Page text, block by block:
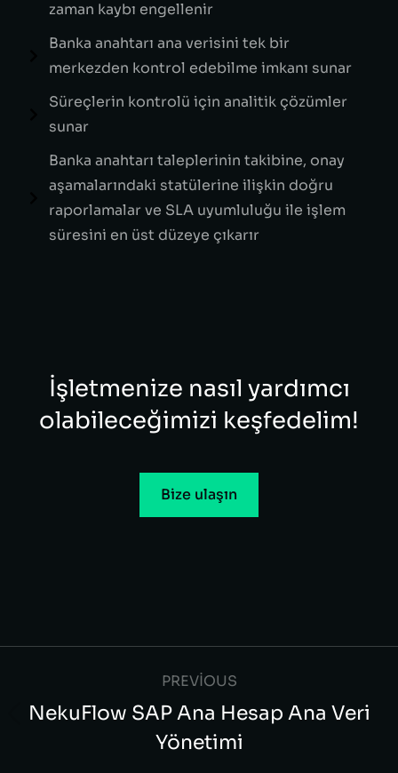
zaman kaybı engellenir
Banka anahtarı ana verisini tek bir
merkezden kontrol edebilme imkanı sunar
Süreçlerin kontrolü için analitik çözümler
sunar
Banka anahtarı taleplerinin takibine, onay
aşamalarındaki statülerine ilişkin doğru
raporlamalar ve SLA uyumluluğu ile işlem
süresini en üst düzeye çıkarır
İşletmenize nasıl yardımcı
olabileceğimizi keşfedelim!​
Bize ulaşın
PREVIOUS
NekuFlow SAP Ana Hesap Ana Veri
Yönetimi